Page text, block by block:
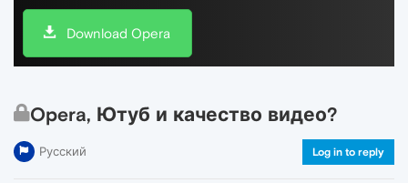
Download Opera
Opera, Ютуб и качество видео?
Русский Log in to reply